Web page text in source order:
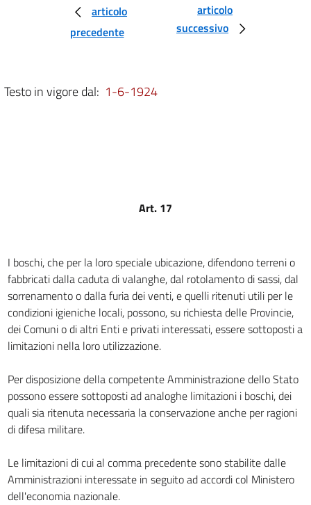
10
Vincolo per altri scopi.
17
18
19
20
22
23
24
25
articolo
precedente
articolo
successivo
Testo in vigore dal: 1-6-1924
Art. 17
I boschi, che per la loro speciale ubicazione, difendono terreni o
fabbricati dalla caduta di valanghe, dal rotolamento di sassi, dal
sorrenamento o dalla furia dei venti, e quelli ritenuti utili per le
condizioni igieniche locali, possono, su richiesta delle Provincie,
dei Comuni o di altri Enti e privati interessati, essere sottoposti a
limitazioni nella loro utilizzazione.
Per disposizione della competente Amministrazione dello Stato
possono essere sottoposti ad analoghe limitazioni i boschi, dei
quali sia ritenuta necessaria la conservazione anche per ragioni
di difesa militare.
Le limitazioni di cui al comma precedente sono stabilite dalle
Amministrazioni interessate in seguito ad accordi col Ministero
dell'economia nazionale.